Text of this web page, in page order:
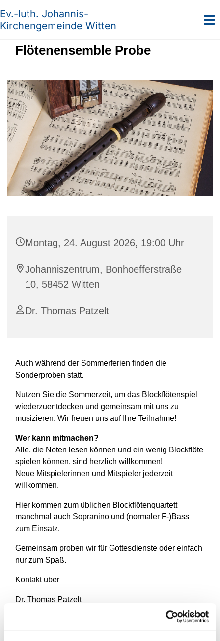
Ev.-luth. Johannis-
Kirchengemeinde Witten
Flötenensemble Probe
Montag, 24. August 2026, 19:00 Uhr
Johanniszentrum, Bonhoefferstraße
10, 58452 Witten
Dr. Thomas Patzelt
Auch während der Sommerferien finden die
Sonderproben statt.
Nutzen Sie die Sommerzeit, um das Blockflötenspiel
wiederzuentdecken und gemeinsam mit uns zu
musizieren. Wir freuen uns auf Ihre Teilnahme!
Wer kann mitmachen?
Alle, die Noten lesen können und ein wenig Blockflöte
spielen können, sind herzlich willkommen!
Neue Mitspielerinnen und Mitspieler jederzeit
willkommen.
Hier kommen zum üblichen Blockflötenquartett
manchmal auch Sopranino und (normaler F-)Bass
zum Einsatz.
Gemeinsam proben wir für Gottesdienste oder einfach
nur zum Spaß.
Kontakt über
Dr. Thomas Patzelt